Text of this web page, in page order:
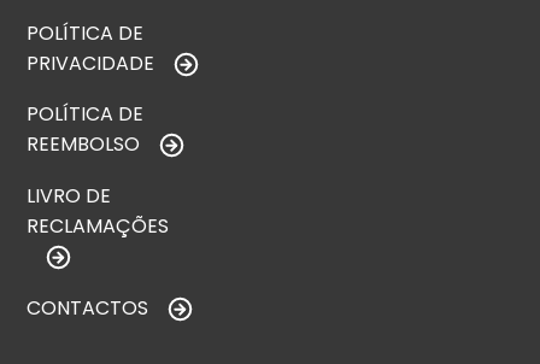
POLÍTICA DE
PRIVACIDADE
POLÍTICA DE
REEMBOLSO
LIVRO DE
RECLAMAÇÕES
CONTACTOS